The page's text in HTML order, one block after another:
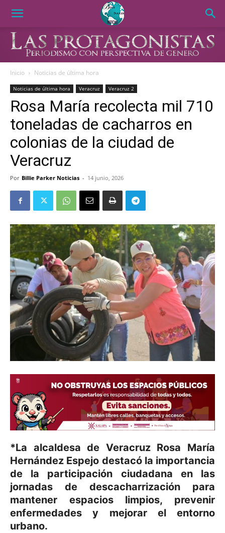
Inicio Noticias de última hora
Noticias de última hora Veracruz Veracruz 2
Rosa María recolecta mil 710
toneladas de cacharros en
colonias de la ciudad de
Veracruz
Por Billie Parker Noticias - 14 junio, 2026
*La alcaldesa de Veracruz Rosa María
Hernández Espejo destacó la importancia
de la participación ciudadana en las
jornadas de descacharrización para
mantener espacios limpios, prevenir
enfermedades y mejorar el entorno
urbano.